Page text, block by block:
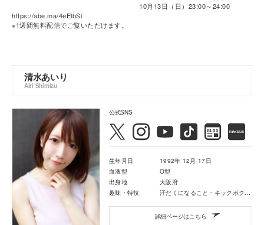
10月13日（日）23:00～24:00
https://abe.ma/4eElbSi
※1週間無料配信でご覧いただけます。
清水あいり
Airi Shimizu
公式SNS
生年月日
1992年 12月 17日
血液型
O型
出身地
大阪府
趣味・特技
汗だくになること・キックボクシング・映画鑑賞・音楽鑑賞
詳細ページはこちら